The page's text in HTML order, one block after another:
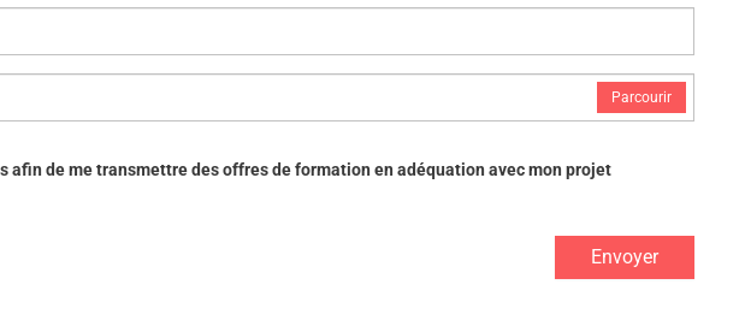
Parcourir
de me transmettre des offres de formation en adéquation avec mon projet
Envoyer